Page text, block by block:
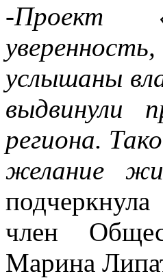
-Проект
услышаны
выдвинули
региона.
желание
член
Марина